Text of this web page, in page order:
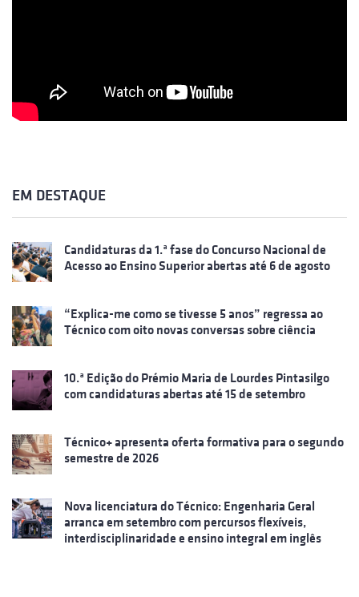
EM DESTAQUE
Candidaturas da 1.ª fase do Concurso Nacional de
Acesso ao Ensino Superior abertas até 6 de agosto
“Explica-me como se tivesse 5 anos” regressa ao
Técnico com oito novas conversas sobre ciência
10.ª Edição do Prémio Maria de Lourdes Pintasilgo
com candidaturas abertas até 15 de setembro
Técnico+ apresenta oferta formativa para o segundo
semestre de 2026
Nova licenciatura do Técnico: Engenharia Geral
arranca em setembro com percursos flexíveis,
interdisciplinaridade e ensino integral em inglês